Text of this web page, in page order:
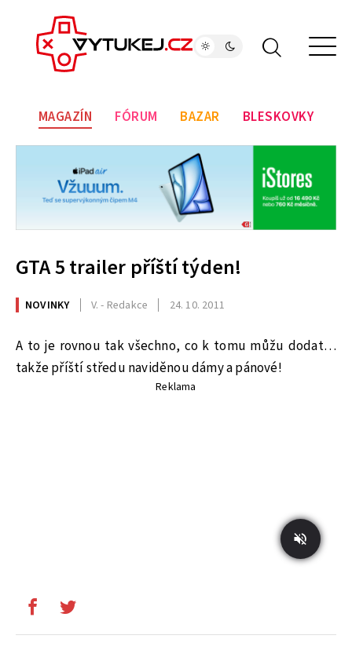
MAGAZÍN FÓRUM BAZAR BLESKOVKY
GTA 5 trailer příští týden!
NOVINKY V. - Redakce 24. 10. 2011
A to je rovnou tak všechno, co k tomu můžu dodat…
takže příští středu naviděnou dámy a pánové!
Reklama